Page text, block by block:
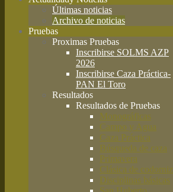
Últimas noticias
Archivo de noticias
Pruebas
Proximas Pruebas
Inscribirse SOLMS AZP
2026
Inscribirse Caza Práctica-
PAN El Toro
Resultados
Resultados de Pruebas
Monográficas
Campo y Agua
Caza Práctica
Búsqueda de caza
Primavera
Clásica de codorniz
Disciplinas básicas